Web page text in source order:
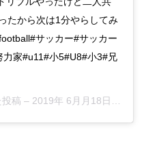
たから次は1分やらしてみ
サッカー#サッカー
家#u11#小5#U8#小3#兄
投稿 – 2019年 6月月18日午後8時03分PDT